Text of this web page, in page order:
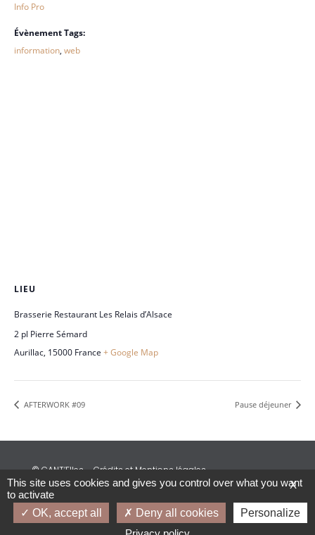
Info Pro
Évènement Tags:
information, web
LIEU
Brasserie Restaurant Les Relais d’Alsace
2 pl Pierre Sémard
Aurillac, 15000 France + Google Map
AFTERWORK #09 Pause déjeuner
© CANT’Elles – Crédits et Mentions légales
X
This site uses cookies and gives you control over what you want
to activate
OK, accept all
Deny all cookies
Personalize